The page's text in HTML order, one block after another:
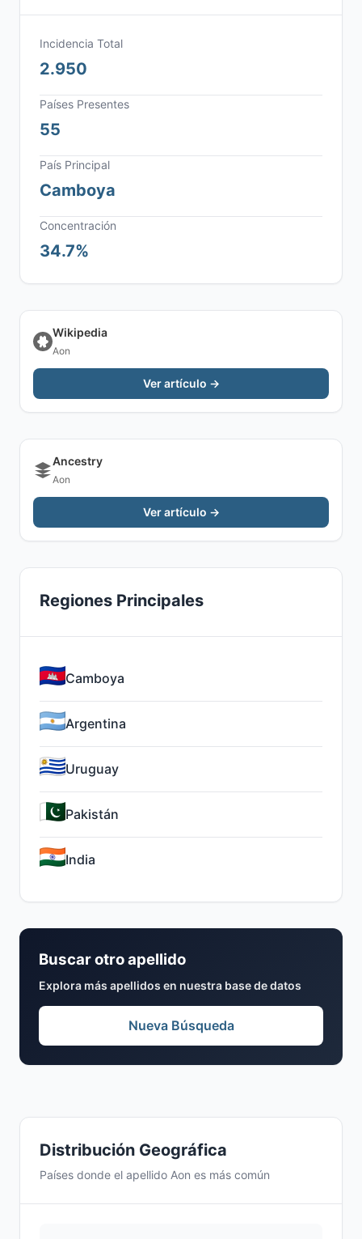
Distribución Geográfica
Países donde el apellido Aon es más común
Incidencia Total
2.950
Países Presentes
55
País Principal
Camboya
Concentración
34.7%
Wikipedia
Aon
Ver artículo →
Ancestry
Aon
Ver artículo →
Regiones Principales
Camboya
Argentina
Uruguay
Pakistán
India
Buscar otro apellido
Explora más apellidos en nuestra base de datos
Nueva Búsqueda